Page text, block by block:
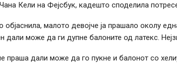
Кели на Фејсбук, кадешто споделила
објаснила, малото девојче ја прашало околу
дали може да ги дупне балоните од латекс.
праша дали може да го пукне и балонот со